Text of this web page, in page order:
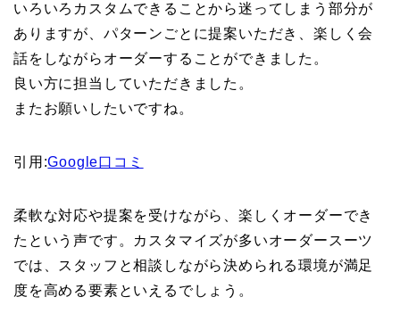
いろいろカスタムできることから迷ってしまう部分が
ありますが、パターンごとに提案いただき、楽しく会
話をしながらオーダーすることができました。
良い方に担当していただきました。
またお願いしたいですね。
引用:Google口コミ
柔軟な対応や提案を受けながら、楽しくオーダーでき
たという声です。カスタマイズが多いオーダースーツ
では、スタッフと相談しながら決められる環境が満足
度を高める要素といえるでしょう。